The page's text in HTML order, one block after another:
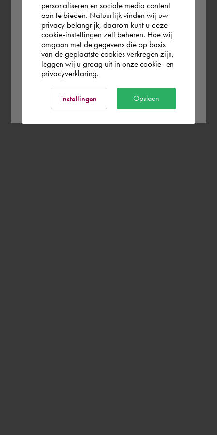
Nederland
Rest of the world
personaliseren en sociale media content
aan te bieden. Natuurlijk vinden wij uw
privacy belangrijk, daarom kunt u deze
cookie-instellingen zelf beheren. Hoe wij
omgaan met de gegevens die op basis
van de geplaatste cookies verkregen zijn,
leggen wij u graag uit in onze cookie- en
privacyverklaring.
Instellingen Opslaan